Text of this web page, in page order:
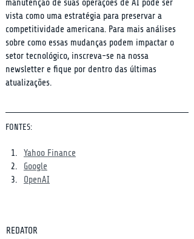
manutenção de suas operações de AI pode ser
vista como uma estratégia para preservar a
competitividade americana. Para mais análises
sobre como essas mudanças podem impactar o
setor tecnológico, inscreva-se na nossa
newsletter e fique por dentro das últimas
atualizações.
FONTES:
Yahoo Finance
Google
OpenAI
REDATOR